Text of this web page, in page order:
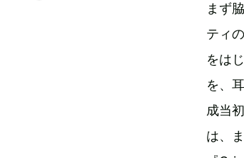
まず
ティ
をは
を、
成当
は、